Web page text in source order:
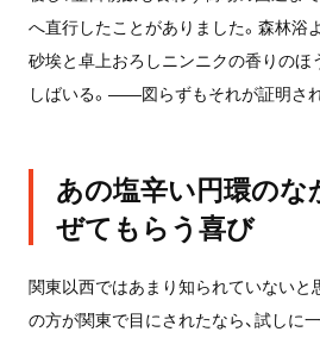
へ直行したことがありました。森林浴
砂埃と卓上おろしニンニクの香りのほ
しばいる。――図らずもそれが証明さ
あの塩辛い円環の
ぜてもらう喜び
関東以西ではあまり知られていないと
の方が関東で目にされたなら、試しに